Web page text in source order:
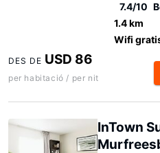
7.4/10
1.4 km
Wifi
DES DE USD 86
per habitació / per nit
InTown